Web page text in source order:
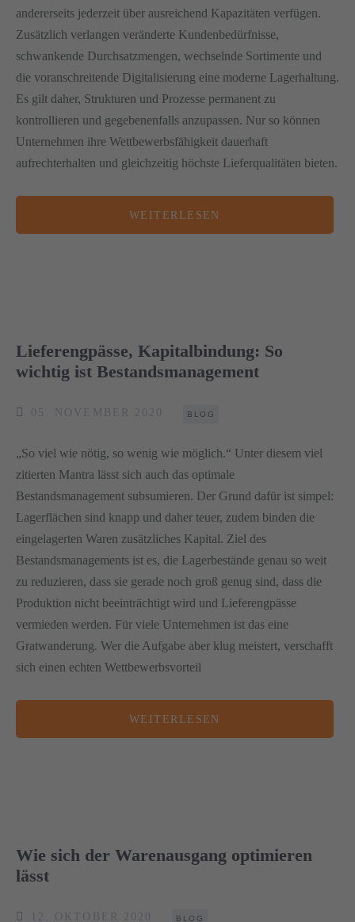
andererseits jederzeit über ausreichend Kapazitäten verfügen.
Zusätzlich verlangen veränderte Kundenbedürfnisse,
schwankende Durchsatzmengen, wechselnde Sortimente und
die voranschreitende Digitalisierung eine moderne Lagerhaltung.
Es gilt daher, Strukturen und Prozesse permanent zu
kontrollieren und gegebenenfalls anzupassen. Nur so können
Unternehmen ihre Wettbewerbsfähigkeit dauerhaft
aufrechterhalten und gleichzeitig höchste Lieferqualitäten bieten.
WEITERLESEN
Lieferengpässe, Kapitalbindung: So
wichtig ist Bestandsmanagement
05. NOVEMBER 2020 BLOG
„So viel wie nötig, so wenig wie möglich.“ Unter diesem viel
zitierten Mantra lässt sich auch das optimale
Bestandsmanagement subsumieren. Der Grund dafür ist simpel:
Lagerflächen sind knapp und daher teuer, zudem binden die
eingelagerten Waren zusätzliches Kapital. Ziel des
Bestandsmanagements ist es, die Lagerbestände genau so weit
zu reduzieren, dass sie gerade noch groß genug sind, dass die
Produktion nicht beeinträchtigt wird und Lieferengpässe
vermieden werden. Für viele Unternehmen ist das eine
Gratwanderung. Wer die Aufgabe aber klug meistert, verschafft
sich einen echten Wettbewerbsvorteil
WEITERLESEN
Wie sich der Warenausgang optimieren
lässt
12. OKTOBER 2020 BLOG